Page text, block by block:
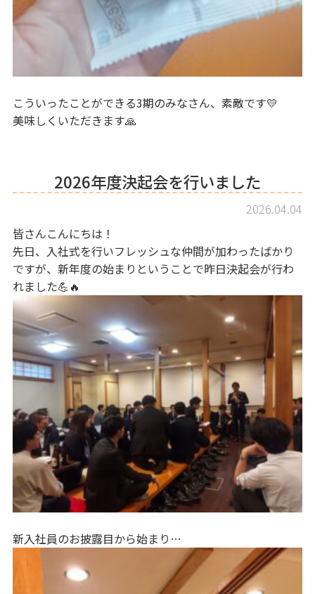
こういったことができる3期のみなさん、素敵です💛
美味しくいただきます🙏
2026年度決起会を行いました
2026.04.04
皆さんこんにちは！
先日、入社式を行いフレッシュな仲間が加わったばかり
ですが、新年度の始まりということで昨日決起会が行わ
れました💪🔥
新入社員のお披露目から始まり…